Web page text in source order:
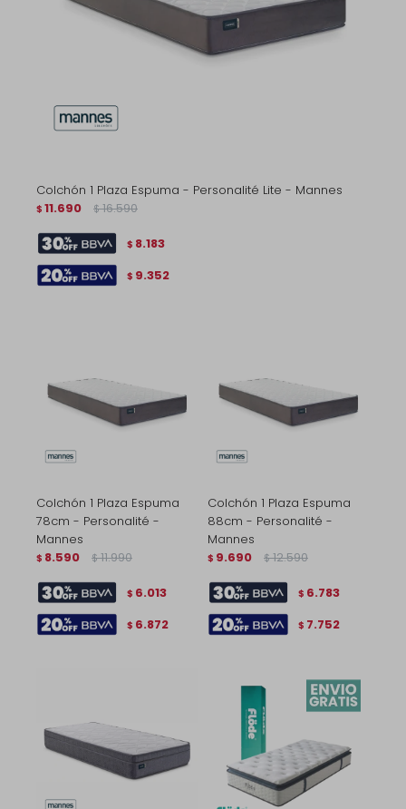
Colchón 1 Plaza Espuma - Personalité Lite - Mannes
$ 11.690 $ 16.590
$ 8.183
$ 9.352
Colchón 1 Plaza Espuma
78cm - Personalité -
Mannes
$ 8.590 $ 11.990
$ 6.013
$ 6.872
Colchón 1 Plaza Espuma
88cm - Personalité -
Mannes
$ 9.690 $ 12.590
$ 6.783
$ 7.752